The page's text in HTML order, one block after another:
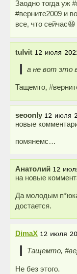
Заодно тогда уж
#верните2009 и
все, что сейчас😆
tulvit
а не вот это
Тащемто,
seoonly
новые
помянемс…
Анатолий
на новые
Да молодым
достается.
DimaX
Тащемто,
Не без этого.